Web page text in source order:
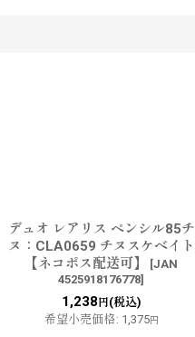
デュオ レアリス ペンシル85チ
ヌ：CLA0659 チヌスケベイト
【ネコポス配送可】
[JAN
4525918176778]
1,238 円(税込)
希望小売価格: 1,375円